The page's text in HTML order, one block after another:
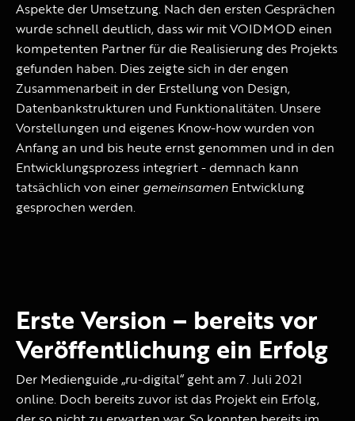
Aspekte der Umsetzung. Nach den ersten Gesprächen
wurde schnell deutlich, dass wir mit VOIDMOD einen
kompetenten Partner für die Realisierung des Projekts
gefunden haben. Dies zeigte sich in der engen
Zusammenarbeit in der Erstellung von Design,
Datenbankstrukturen und Funktionalitäten. Unsere
Vorstellungen und eigenes Know-how wurden von
Anfang an und bis heute ernst genommen und in den
Entwicklungsprozess integriert - demnach kann
tatsächlich von einer gemeinsamenEntwicklung
gesprochen werden.
Erste Version – bereits vor
Veröffentlichung ein Erfolg
Der Medienguide „ru-digital“ geht am 7. Juli 2021
online. Doch bereits zuvor ist das Projekt ein Erfolg,